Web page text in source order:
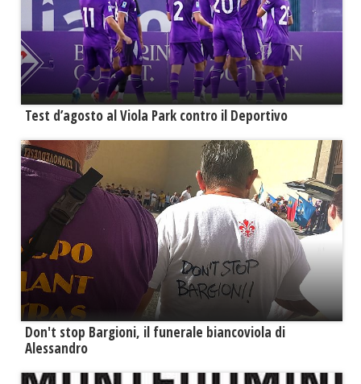
Test d’agosto al Viola Park contro il Deportivo
Don't stop Bargioni, il funerale biancoviola di
Alessandro